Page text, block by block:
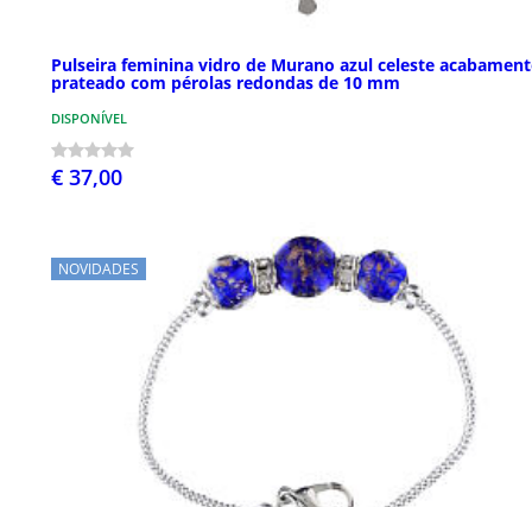
Pulseira feminina vidro de Murano azul celeste
prateado com pérolas redondas de 10 mm
DISPONÍVEL
€ 37,00
NOVIDADES